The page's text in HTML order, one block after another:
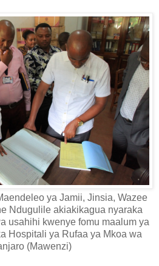
ya Jamii, Jinsia, Wazee
Ndugulile akiakikagua nyaraka
usahihi kwenye fomu maalum ya
Hospitali ya Rufaa ya Mkoa wa
(Mawenzi)